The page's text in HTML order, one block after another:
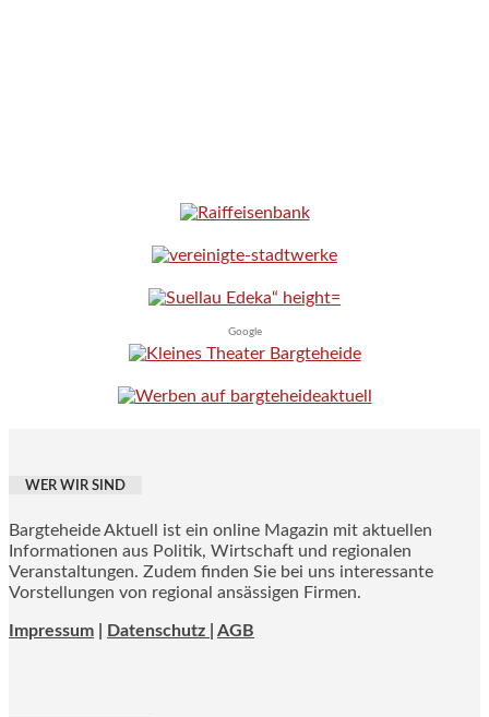
Google
WER WIR SIND
Bargteheide Aktuell ist ein online Magazin mit aktuellen
Informationen aus Politik, Wirtschaft und regionalen
Veranstaltungen. Zudem finden Sie bei uns interessante
Vorstellungen von regional ansässigen Firmen.
Impressum Datenschutz | AGB